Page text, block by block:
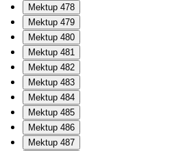
Mektup 478
Mektup 479
Mektup 480
Mektup 481
Mektup 482
Mektup 483
Mektup 484
Mektup 485
Mektup 486
Mektup 487